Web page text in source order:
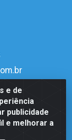
e de
publicidade
e melhorar a
1815 -
600 - CNPJ